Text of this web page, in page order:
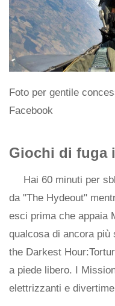
Foto per gentile
Facebook
Giochi di fuga
Hai 60 minuti per
da "The Hydeout"
esci prima che appaia
qualcosa di ancora più
the Darkest
a piede libero. I
elettrizzanti e